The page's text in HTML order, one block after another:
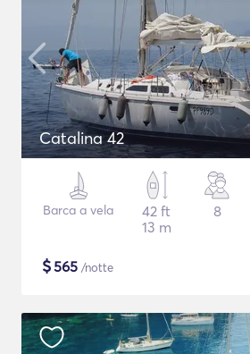
Catalina 42
Barca a vela
42 ft
13 m
8
$565 /notte